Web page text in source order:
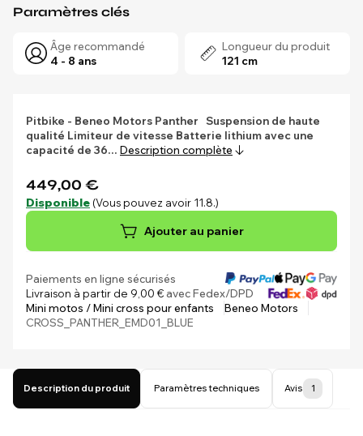
Paramètres clés
Âge recommandé
4 - 8 ans
Longueur du produit
121 cm
Pitbike - Beneo Motors Panther
Suspension de haute
qualité Limiteur de vitesse Batterie lithium avec une
capacité de 36… Description complète
449,00 €
Disponible (Vous pouvez avoir 11.8.)
Ajouter au panier
Paiements en ligne sécurisés
Livraison à partir de 9,00 €avec Fedex/DPD
Mini motos / Mini cross pour enfants
Beneo Motors
CROSS_PANTHER_EMD01_BLUE
Description du produit Paramètres techniques Avis 1